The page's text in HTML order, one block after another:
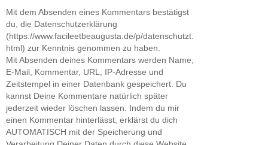
Mit dem Absenden eines Kommentars bestätigst
du, die Datenschutzerklärung
(https://www.facileetbeaugusta.de/p/datenschutzt.
html) zur Kenntnis genommen zu haben.
Mit Absenden deines Kommentars werden Name,
E-Mail, Kommentar, URL, IP-Adresse und
Zeitstempel in einer Datenbank gespeichert. Du
kannst Deine Kommentare natürlich später
jederzeit wieder löschen lassen. Indem du mir
einen Kommentar hinterlässt, erklärst du dich
AUTOMATISCH mit der Speicherung und